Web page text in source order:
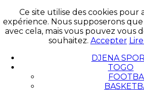
Ce site utilise des cookies pour
expérience. Nous supposerons
avec cela, mais vous pouvez vous
souhaitez. Accepter
DJENA
TOGO